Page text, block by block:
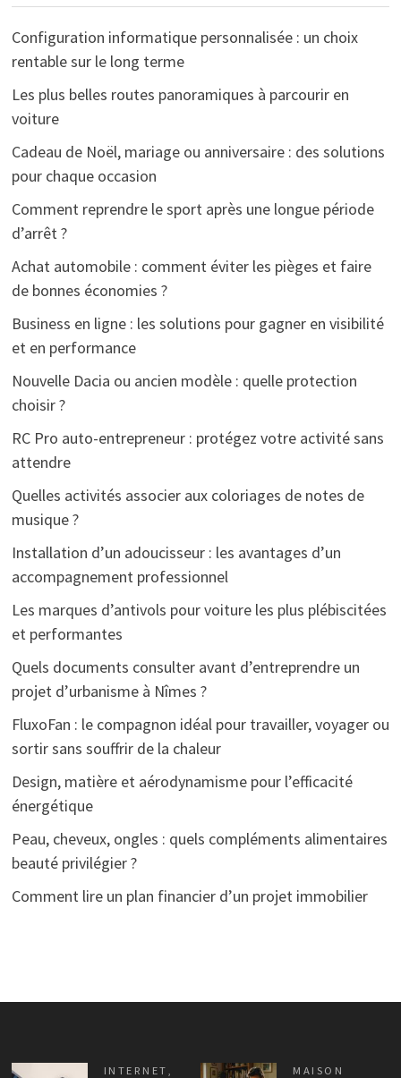
Configuration informatique personnalisée : un choix
rentable sur le long terme
Les plus belles routes panoramiques à parcourir en
voiture
Cadeau de Noël, mariage ou anniversaire : des solutions
pour chaque occasion
Comment reprendre le sport après une longue période
d’arrêt ?
Achat automobile : comment éviter les pièges et faire
de bonnes économies ?
Business en ligne : les solutions pour gagner en visibilité
et en performance
Nouvelle Dacia ou ancien modèle : quelle protection
choisir ?
RC Pro auto-entrepreneur : protégez votre activité sans
attendre
Quelles activités associer aux coloriages de notes de
musique ?
Installation d’un adoucisseur : les avantages d’un
accompagnement professionnel
Les marques d’antivols pour voiture les plus plébiscitées
et performantes
Quels documents consulter avant d’entreprendre un
projet d’urbanisme à Nîmes ?
FluxoFan : le compagnon idéal pour travailler, voyager ou
sortir sans souffrir de la chaleur
Design, matière et aérodynamisme pour l’efficacité
énergétique
Peau, cheveux, ongles : quels compléments alimentaires
beauté privilégier ?
Comment lire un plan financier d’un projet immobilier
INTERNET MAISON